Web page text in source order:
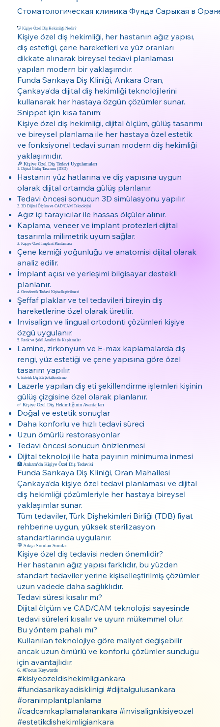
Стоматологическая клиника Фунда Сарыкая в
🦷 Kişiye Özel Diş Hekimliği Nedir?
Kişiye özel diş hekimliği, her hastanın ağız yapısı,
diş estetiği, çene hareketleri ve yüz oranları
dikkate alınarak bireysel tedavi planlaması
yapılan modern bir yaklaşımdır.
Funda Sarıkaya Diş Kliniği, Ankara Oran,
Çankaya’da dijital diş hekimliği teknolojilerini
kullanarak her hastaya özgün çözümler sunar.
Snippet için kısa tanım:
Kişiye özel diş hekimliği, dijital ölçüm, gülüş tasarımı
ve bireysel planlama ile her hastaya özel estetik
ve fonksiyonel tedavi sunan modern diş hekimliği
yaklaşımıdır.
🔎 Kişiye Özel Diş Tedavi Uygulamaları
1. Dijital Gülüş Tasarımı (DSD)
Hastanın yüz hatlarına ve diş yapısına uygun
olarak dijital ortamda gülüş planlanır.
Tedavi öncesi sonucun 3D simülasyonu yapılır.
2. 3D Dijital Ölçüm ve CAD/CAM Teknolojisi
Ağız içi tarayıcılar ile hassas ölçüler alınır.
Kaplama, veneer ve implant protezleri dijital
tasarımla milimetrik uyum sağlar.
3. Kişiye Özel İmplant Planlaması
Çene kemiği yoğunluğu ve anatomisi dijital olarak
analiz edilir.
İmplant açısı ve yerleşimi bilgisayar destekli
planlanır.
4. Ortodontik Tedavi Kişiselleştirilmesi
Şeffaf plaklar ve tel tedavileri bireyin diş
hareketlerine özel olarak üretilir.
Invisalign ve lingual ortodonti çözümleri kişiye
özgü uygulanır.
5. Renk ve Şekil Analizi ile Kaplamalar
Lamine, zirkonyum ve E-max kaplamalarda diş
rengi, yüz estetiği ve çene yapısına göre özel
tasarım yapılır.
6. Estetik Diş Eti Şekillendirme
Lazerle yapılan diş eti şekillendirme işlemleri kişinin
gülüş çizgisine özel olarak planlanır.
✅ Kişiye Özel Diş Hekimliğinin Avantajları
Doğal ve estetik sonuçlar
Daha konforlu ve hızlı tedavi süreci
Uzun ömürlü restorasyonlar
Tedavi öncesi sonucun önizlenmesi
Dijital teknoloji ile hata payının minimuma inmesi
🏥 Ankara’da Kişiye Özel Diş Tedavisi
Funda Sarıkaya Diş Kliniği, Oran Mahallesi
Çankaya’da kişiye özel tedavi planlaması ve dijital
diş hekimliği çözümleriyle her hastaya bireysel
yaklaşımlar sunar.
Tüm tedaviler, Türk Dişhekimleri Birliği (TDB) fiyat
rehberine uygun, yüksek sterilizasyon
standartlarında uygulanır.
💬 Sıkça Sorulan Sorular
Kişiye özel diş tedavisi neden önemlidir?
Her hastanın ağız yapısı farklıdır, bu yüzden
standart tedaviler yerine kişiselleştirilmiş çözümler
uzun vadede daha sağlıklıdır.
Tedavi süresi kısalır mı?
Dijital ölçüm ve CAD/CAM teknolojisi sayesinde
tedavi süreleri kısalır ve uyum mükemmel olur.
Bu yöntem pahalı mı?
Kullanılan teknolojiye göre maliyet değişebilir
ancak uzun ömürlü ve konforlu çözümler sunduğu
için avantajlıdır.
6. #Focus Keywords
#kisiyeozeldishekimligiankara
#fundasarikayadisklinigi #dijitalgulusankara
#oranimplantplanlama
#cadcamkaplamalarankara #invisalignkisiyeozel
#estetikdishekimligiankara